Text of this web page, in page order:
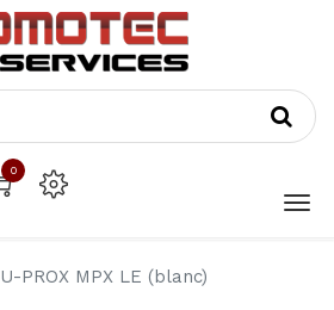
0
PROX MPX LE (blanc)